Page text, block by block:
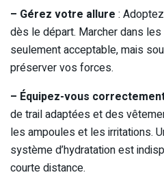
– Gérez votre allure :
dès le départ. Marcher dans
seulement acceptable, mais
préserver vos forces.
– Équipez-vous
de trail adaptées et des
les ampoules et les irritations.
système d’hydratation est
courte distance.